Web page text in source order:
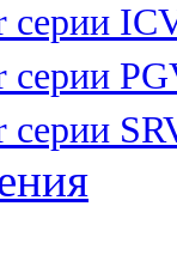
серии
серии